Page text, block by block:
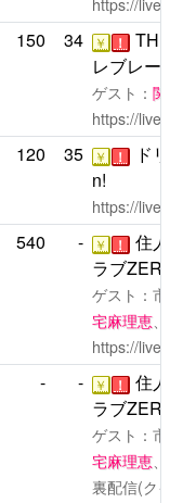
https://
150 34 ￥ ！
レブレー
ゲスト：
https://
120 35 ￥ ！
ド
n!
https://
540 - ￥ ！
住
ラブ
ゲスト：
宅麻理恵
https://
- - ￥ ！
住
ラブ
ゲスト：
宅麻理恵
裏配信(ク